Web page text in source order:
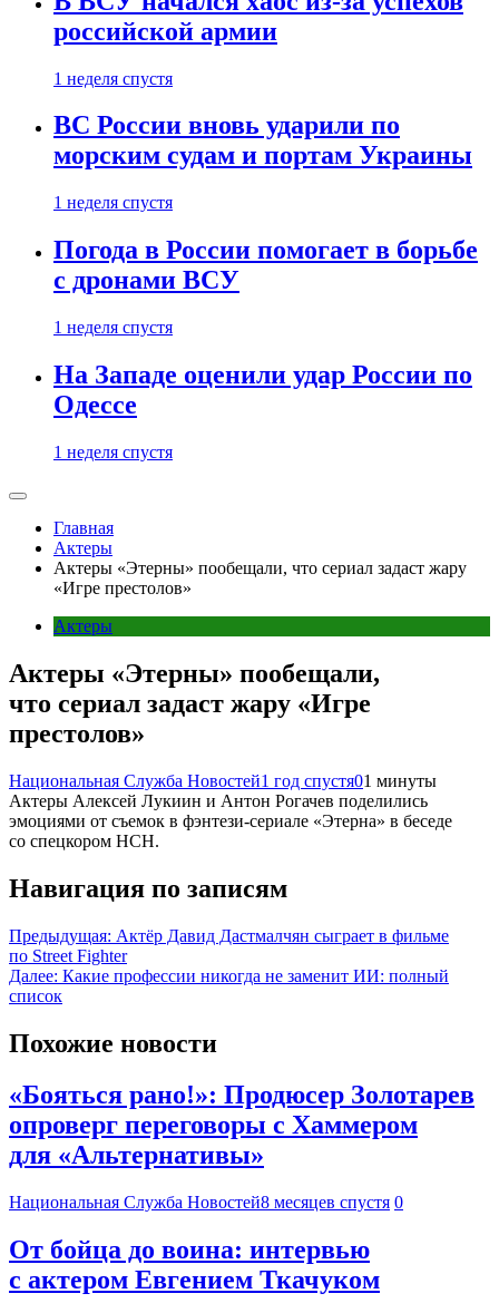
российской армии
1 неделя спустя
ВС России вновь ударили по
морским судам и портам Украины
1 неделя спустя
Погода в России помогает в борьбе
с дронами ВСУ
1 неделя спустя
На Западе оценили удар России по
Одессе
1 неделя спустя
Главная
Актеры
Актеры «Этерны» пообещали, что сериал задаст жару
«Игре престолов»
Актеры
Актеры «Этерны» пообещали,
что сериал задаст жару «Игре
престолов»
Национальная Служба Новостей1 год спустя01 минуты
Актеры Алексей Лукиин и Антон Рогачев поделились
эмоциями от съемок в фэнтези-сериале «Этерна» в беседе
со спецкором НСН.
Навигация по записям
Предыдущая: Актёр Давид Дастмалчян сыграет в фильме
по Street Fighter
Далее: Какие профессии никогда не заменит ИИ: полный
список
Похожие новости
«Бояться рано!»: Продюсер Золотарев
опроверг переговоры с Хаммером
для «Альтернативы»
Национальная Служба Новостей8 месяцев спустя 0
От бойца до воина: интервью
с актером Евгением Ткачуком